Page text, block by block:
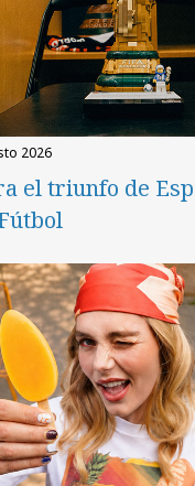
2026
el triunfo de